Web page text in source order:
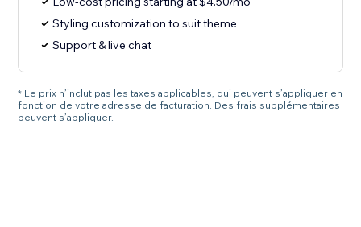
Styling customization to suit theme
Support & live chat
* Le prix n’inclut pas les taxes applicables, qui peuvent s’appliquer en
fonction de votre adresse de facturation. Des frais supplémentaires
peuvent s’appliquer.